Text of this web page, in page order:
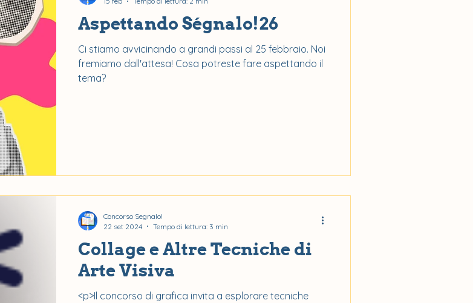
Aspettando Ségnalo!26
Ci stiamo avvicinando a grandi passi al 25 febbraio. Noi
fremiamo dall'attesa! Cosa potreste fare aspettando il
tema?
Collage e Altre Tecniche di
Arte Visiva
<p>Il concorso di grafica invita a esplorare tecniche
Concorso Segnalo!
22 set 2024
Tempo di lettura: 3 min